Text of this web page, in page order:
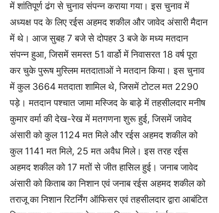
में शांतिपूर्ण ढंग से चुनाव संपन्न कराया गया। इस चुनाव में
अध्यक्ष पद के लिए रईस अहमद शकील और जावेद अंसारी मैदान
में थे। आज सुबह 7 बजे से दोपहर 3 बजे के मध्य मतदान
संपन्न हुआ, जिसमें समस्त 51 वार्डो में निवासरत 18 वर्ष पूरा
कर चुके पुरूष मुस्लिम मतदाताओं ने मतदान किया। इस चुनाव
में कुल 3664 मतदाता शामिल थे, जिसमें टोटल मत 2290
पड़े। मतदान पश्चात जामा मस्जिद के बाड़े में तहसीलदार मनीष
कुमार वर्मा की देख-रेख में मतगणना शुरू हुई, जिसमें जावेद
अंसारी को कुल 1124 मत मिले और रईस अहमद शकील को
कुल 1141 मत मिले, 25 मत अवैध मिले। इस तरह रईस
अहमद शकील को 17 मतों से जीत हासिल हुई। जनाब जावेद
अंसारी को किताब का निशान एवं जनाब रईस अहमद शकील को
तराजू का निशान रिटर्निंग ऑफिसर एवं तहसीलदार द्वारा आबंटित